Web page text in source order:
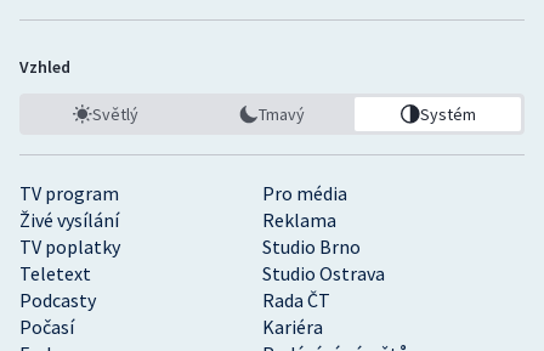
TV program
Pro média
Živé vysílání
Reklama
TV poplatky
Studio Brno
Teletext
Studio Ostrava
Podcasty
Rada ČT
Počasí
Kariéra
Vzhled
Světlý Tmavý Systém